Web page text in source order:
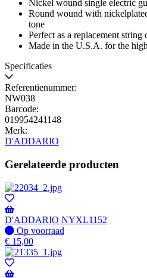
Nickel wound single electric
Round wound with
tone
Perfect as a replacement
Made in the U.S.A. for the
Specificaties
Referentienummer:
NW038
Barcode:
019954241148
Merk:
D'ADDARIO
Gerelateerde producten
D'ADDARIO NYXL1152
Op
voorraad
Op voorraad
€ 15,00